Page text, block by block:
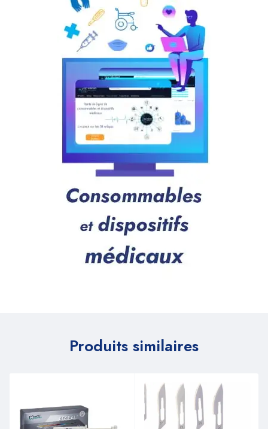
Produits similaires